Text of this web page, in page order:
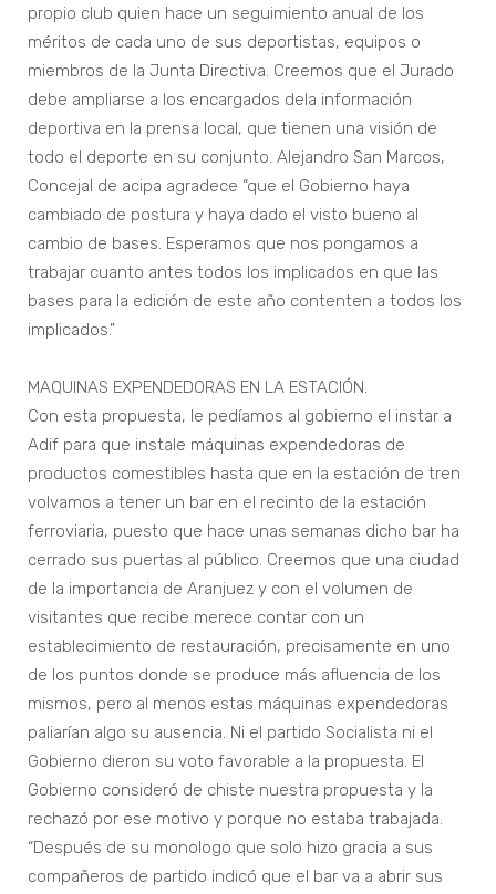
propio club quien hace un seguimiento anual de los
méritos de cada uno de sus deportistas, equipos o
miembros de la Junta Directiva. Creemos que el Jurado
debe ampliarse a los encargados dela información
deportiva en la prensa local, que tienen una visión de
todo el deporte en su conjunto. Alejandro San Marcos,
Concejal de acipa agradece “que el Gobierno haya
cambiado de postura y haya dado el visto bueno al
cambio de bases. Esperamos que nos pongamos a
trabajar cuanto antes todos los implicados en que las
bases para la edición de este año contenten a todos los
implicados.”
MAQUINAS EXPENDEDORAS EN LA ESTACIÓN.
Con esta propuesta, le pedíamos al gobierno el instar a
Adif para que instale máquinas expendedoras de
productos comestibles hasta que en la estación de tren
volvamos a tener un bar en el recinto de la estación
ferroviaria, puesto que hace unas semanas dicho bar ha
cerrado sus puertas al público. Creemos que una ciudad
de la importancia de Aranjuez y con el volumen de
visitantes que recibe merece contar con un
establecimiento de restauración, precisamente en uno
de los puntos donde se produce más afluencia de los
mismos, pero al menos estas máquinas expendedoras
paliarían algo su ausencia. Ni el partido Socialista ni el
Gobierno dieron su voto favorable a la propuesta. El
Gobierno consideró de chiste nuestra propuesta y la
rechazó por ese motivo y porque no estaba trabajada.
“Después de su monologo que solo hizo gracia a sus
compañeros de partido indicó que el bar va a abrir sus